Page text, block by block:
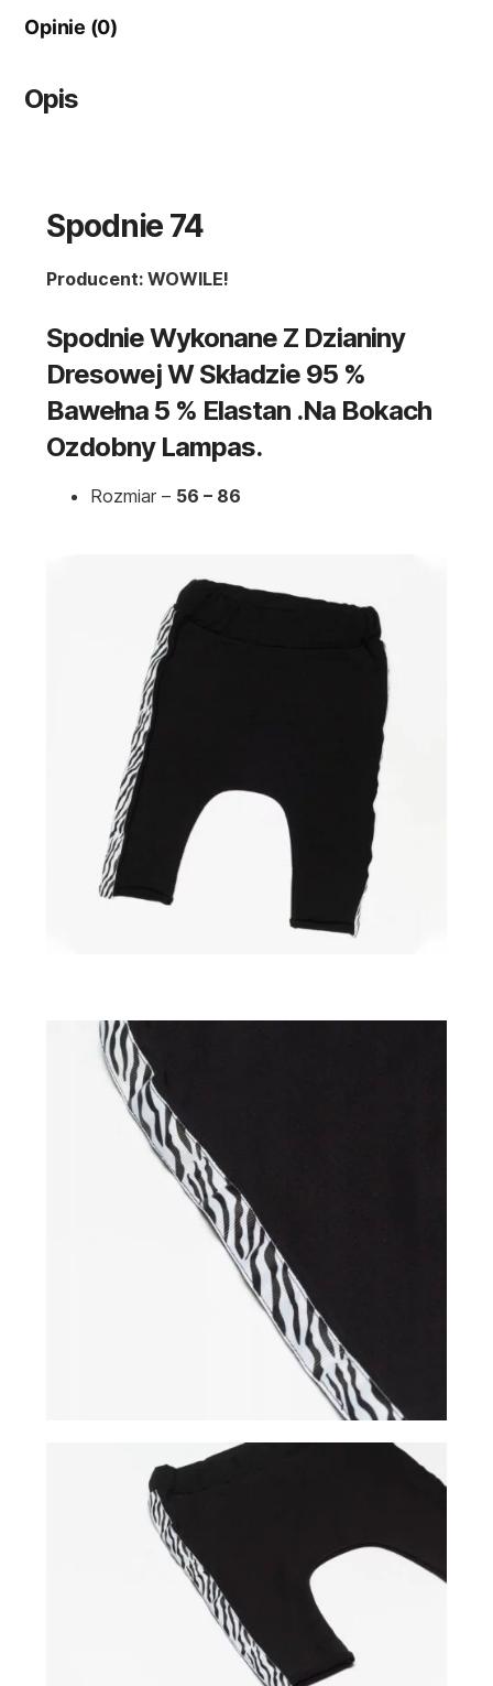
Opinie (0)
Opis
Spodnie 74
Producent: WOWILE!
Spodnie Wykonane Z Dzianiny
Dresowej W Składzie 95 %
Bawełna 5 % Elastan .Na Bokach
Ozdobny Lampas.
Rozmiar – 56 – 86